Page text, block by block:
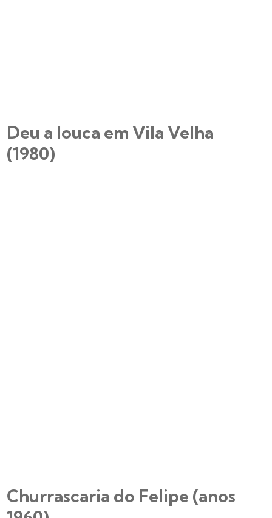
Deu a louca em Vila Velha
(1980)
Churrascaria do Felipe (anos